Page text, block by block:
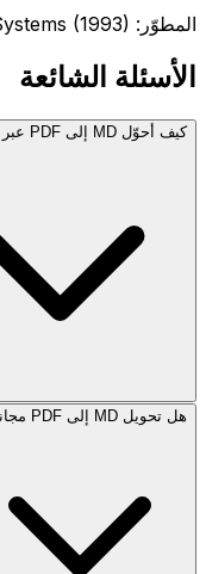
المطوّر: Adobe Systems (1993)
الأسئلة الشائعة
كيف أحوّل MD إلى PDF عبر الإنترنت؟
هل تحويل MD إلى PDF مجاني؟